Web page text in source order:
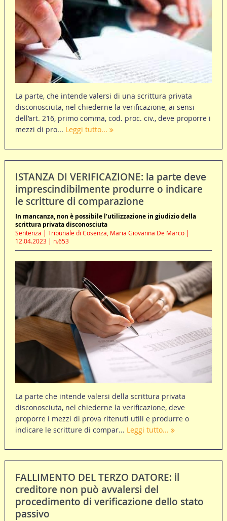
La parte, che intende valersi di una scrittura privata
disconosciuta, nel chiederne la verificazione, ai sensi
dell’art. 216, primo comma, cod. proc. civ., deve proporre i
mezzi di pro... Leggi tutto...
ISTANZA DI VERIFICAZIONE: la parte deve
imprescindibilmente produrre o indicare
le scritture di comparazione
In mancanza, non è possibile l’utilizzazione in giudizio della
scrittura privata disconosciuta
Sentenza | Tribunale di Cosenza, Maria Giovanna De Marco |
12.04.2023 | n.653
La parte che intende valersi della scrittura privata
disconosciuta, nel chiederne la verificazione, deve
proporre i mezzi di prova ritenuti utili e produrre o
indicare le scritture di compar... Leggi tutto...
FALLIMENTO DEL TERZO DATORE: il
creditore non può avvalersi del
procedimento di verificazione dello stato
passivo